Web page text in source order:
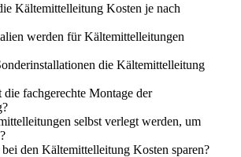
Kältemittelleitung Kosten je nach
werden für Kältemittelleitungen
die Kältemittelleitung
fachgerechte Montage der
selbst verlegt werden, um
den Kältemittelleitung Kosten sparen?